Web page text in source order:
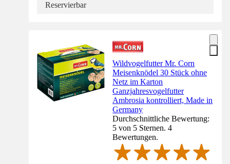
Reservierbar
Wildvogelfutter Mr. Corn
Meisenknödel 30 Stück ohne
Netz im Karton
Ganzjahresvogelfutter
Ambrosia kontrolliert, Made in
Germany
Durchschnittliche Bewertung:
5 von 5 Sternen. 4
Bewertungen.